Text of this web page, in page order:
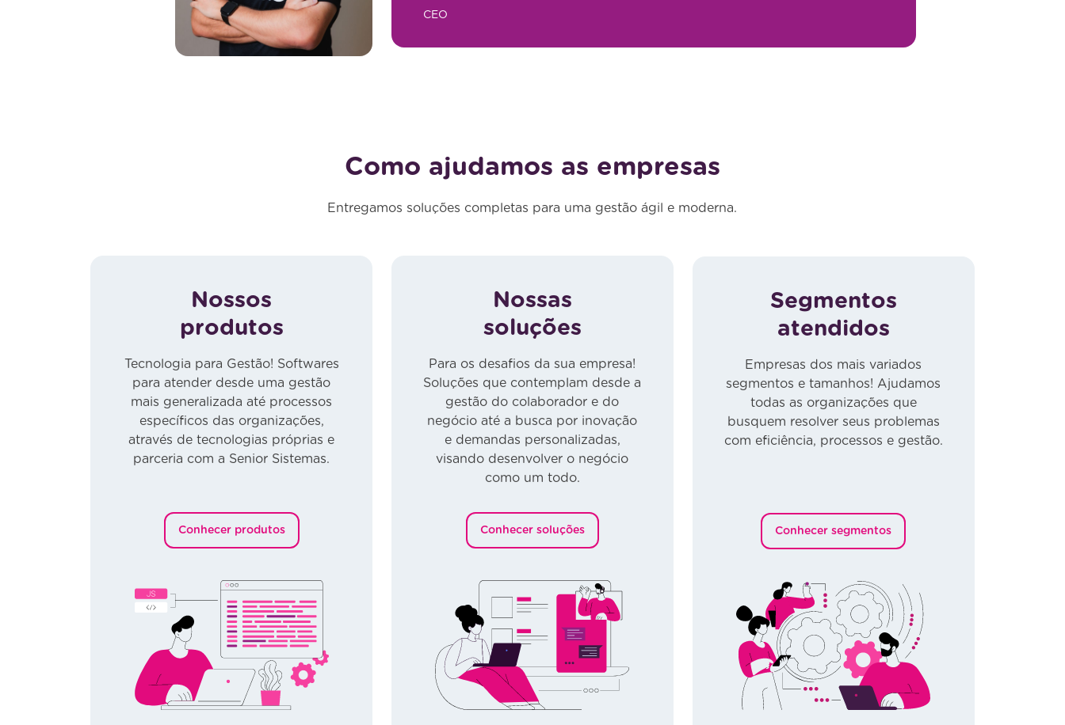
CEO
Como ajudamos as empresas
Entregamos soluções completas para uma gestão ágil e moderna.
Nossos
produtos
Tecnologia para Gestão! Softwares
para atender desde uma gestão
mais generalizada até processos
específicos das organizações,
através de tecnologias próprias e
parceria com a Senior Sistemas.
Conhecer produtos
Nossas
soluções
Para os desafios da sua empresa!
Soluções que contemplam desde a
gestão do colaborador e do
negócio até a busca por inovação
e demandas personalizadas,
visando desenvolver o negócio
como um todo.
Conhecer soluções
Segmentos
atendidos
Empresas dos mais variados
segmentos e tamanhos! Ajudamos
todas as organizações que
busquem resolver seus problemas
com eficiência, processos e gestão.
Conhecer segmentos